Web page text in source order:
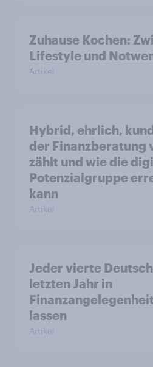
Zuhause Kochen:
Lifestyle und
Artikel
Hybrid, ehrlich,
der Finanzberatung
zählt und wie die
Potenzialgruppe
kann
Artikel
Jeder vierte
letzten Jahr in
lassen
Artikel